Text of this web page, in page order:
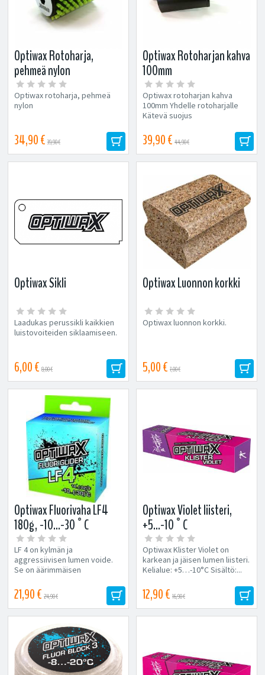
Optiwax Rotoharja,
pehmeä nylon
Optiwax rotoharja, pehmeä
nylon
34,90 € 39,90 €
Optiwax Rotoharjan kahva
100mm
Optiwax rotoharjan kahva
100mm Yhdelle rotoharjalle
Kätevä suojus
39,90 € 44,90 €
Optiwax Sikli
Laadukas perussikli kaikkien
luistovoiteiden siklaamiseen.
6,00 € 8,00 €
Optiwax Luonnon korkki
Optiwax luonnon korkki.
5,00 € 7,00 €
Optiwax Fluorivaha LF4
180g, -10...-30°C
LF 4 on kylmän ja
aggressiivisen lumen voide.
Se on äärimmäisen
21,90 € 24,90 €
Optiwax Violet liisteri,
+5...-10°C
Optiwax Klister Violet on
karkean ja jäisen lumen liisteri.
Kelialue: +5…-10°C Sisältö:...
12,90 € 16,90 €